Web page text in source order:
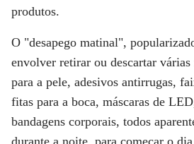
produtos.
O "desapego matinal",
envolver retirar ou descartar várias
para a pele, adesivos antirrugas,
fitas para a boca, máscaras de
bandagens corporais, todos
durante a noite, para começar o dia.